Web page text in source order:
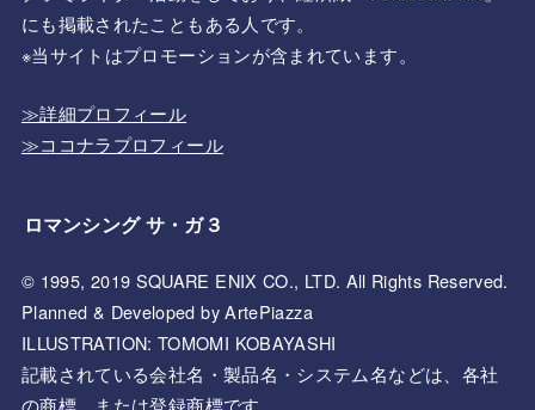
にも掲載されたこともある人です。
※当サイトはプロモーションが含まれています。
≫詳細プロフィール
≫ココナラプロフィール
ロマンシング サ・ガ３
© 1995, 2019 SQUARE ENIX CO., LTD. All Rights Reserved.
Planned & Developed by ArtePiazza
ILLUSTRATION: TOMOMI KOBAYASHI
記載されている会社名・製品名・システム名などは、各社
の商標、または登録商標です